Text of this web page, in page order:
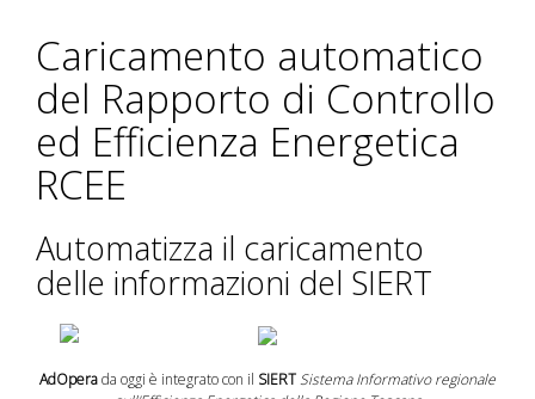
Caricamento automatico
del Rapporto di Controllo
ed Efficienza Energetica
RCEE
Automatizza il caricamento
delle informazioni del SIERT
AdOperada oggi è integrato con il SIERTSistema Informativo regionale